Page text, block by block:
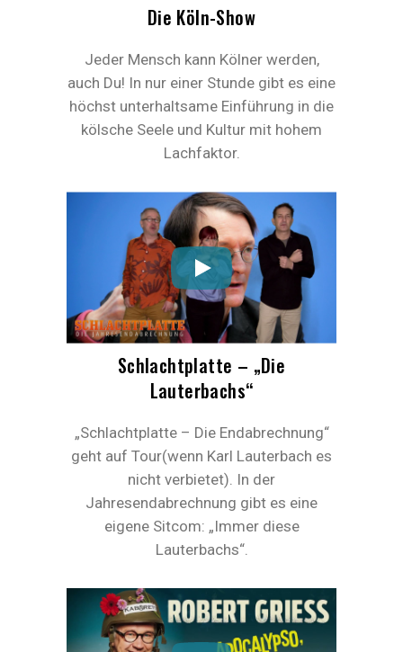
Die Köln-Show
Jeder Mensch kann Kölner werden,
auch Du! In nur einer Stunde gibt es eine
höchst unterhaltsame Einführung in die
kölsche Seele und Kultur mit hohem
Lachfaktor.
Schlachtplatte – „Die
Lauterbachs“
„Schlachtplatte – Die Endabrechnung“
geht auf Tour(wenn Karl Lauterbach es
nicht verbietet). In der
Jahresendabrechnung gibt es eine
eigene Sitcom: „Immer diese
Lauterbachs“.